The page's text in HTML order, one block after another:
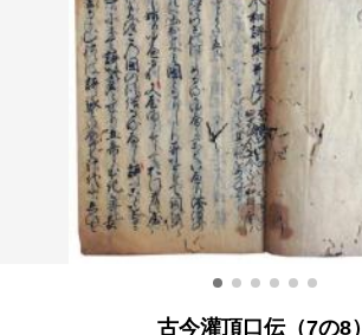
古今灌頂口伝（7の8）